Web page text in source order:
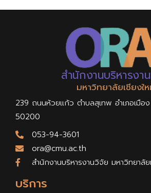
บริการ
สำนักงานบริหารงา
มหาวิทยาลัยเชียงใ
239 ถนนห้วยแก้ว ตำบลสุเทพ อำเภอเมือ
50200
053-94-3601
ora@cmu.ac.th
สำนักงานบริหารงานวิจัย มหาวิทยาลัย